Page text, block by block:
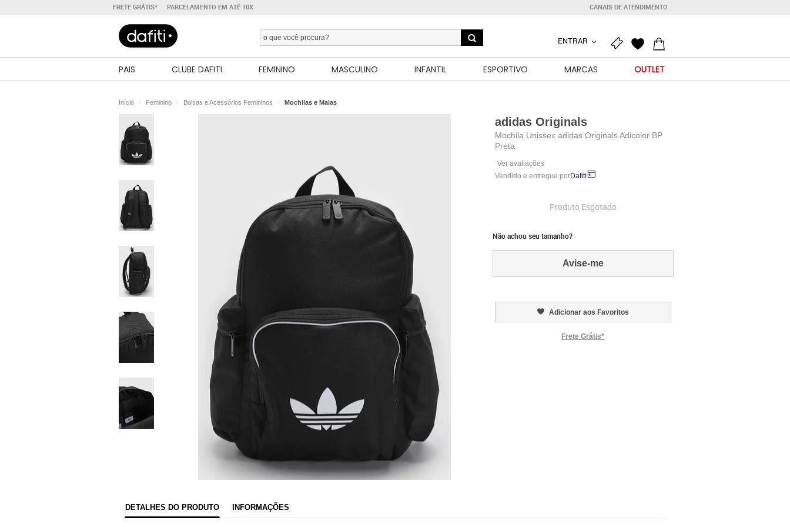
FRETE GRÁTIS* PARCELAMENTO EM ATÉ 10X CANAIS DE ATENDIMENTO
ENTRAR
PAIS CLUBE DAFITI FEMININO MASCULINO INFANTIL ESPORTIVO MARCAS OUTLET
Início Feminino Bolsas e Acessórios Femininos Mochilas e Malas
adidas Originals
Mochila Unissex adidas Originals Adicolor BP
Preta
Ver avaliações
Vendido e entregue porDafiti
Dafiti
Produto Esgotado
Não achou seu tamanho?
Avise-me
Adicionar aos Favoritos
Frete Grátis*
DETALHES DO PRODUTO INFORMAÇÕES